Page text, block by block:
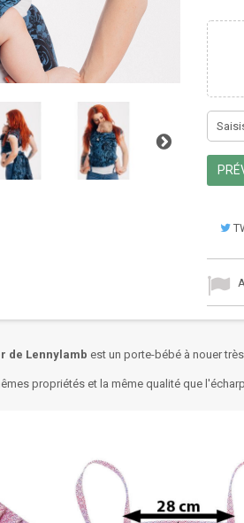
de Lennylamb est un porte-bébé à nouer
propriétés et la même qualité que